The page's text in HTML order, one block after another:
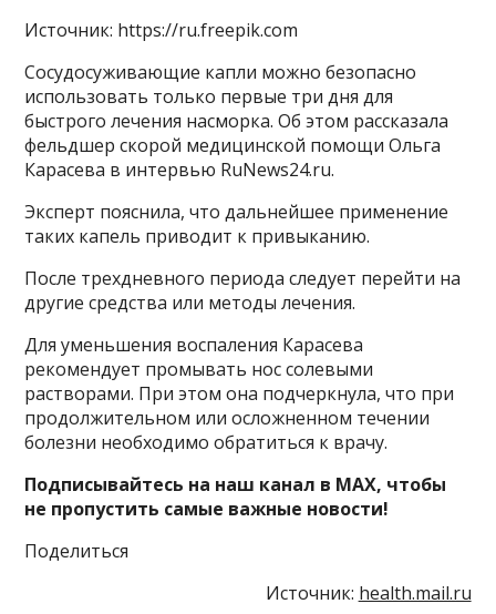
Источник: https://ru.freepik.com
Сосудосуживающие капли можно безопасно
использовать только первые три дня для
быстрого лечения насморка. Об этом рассказала
фельдшер скорой медицинской помощи Ольга
Карасева в интервью RuNews24.ru.
Эксперт пояснила, что дальнейшее применение
таких капель приводит к привыканию.
После трехдневного периода следует перейти на
другие средства или методы лечения.
Для уменьшения воспаления Карасева
рекомендует промывать нос солевыми
растворами. При этом она подчеркнула, что при
продолжительном или осложненном течении
болезни необходимо обратиться к врачу.
Подписывайтесь на наш канал в MAX, чтобы
не пропустить самые важные новости!
Поделиться
Источник: health.mail.ru